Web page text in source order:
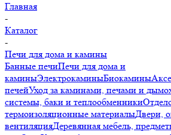
Главная
-
Каталог
-
Печи для дома и камины
Банные печиПечи для дома и
каминыЭлектрокаминыБиокамины
печейУход за каминами, печами и
системы, баки и теплообменники
термоизоляционные материалыДвери,
вентиляцияДеревянная мебель,